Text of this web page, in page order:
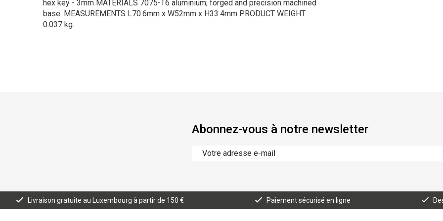
hex key - 3mm MATERIALS 7075-T6 aluminium; forged and precision machined
base. MEASUREMENTS L70.6mm x W52mm x H33.4mm PRODUCT WEIGHT
0.037 kg.
Abonnez-vous à notre newsletter
Livraison gratuite au Luxembourg à partir de 150 € Paiement sécurisé en ligne